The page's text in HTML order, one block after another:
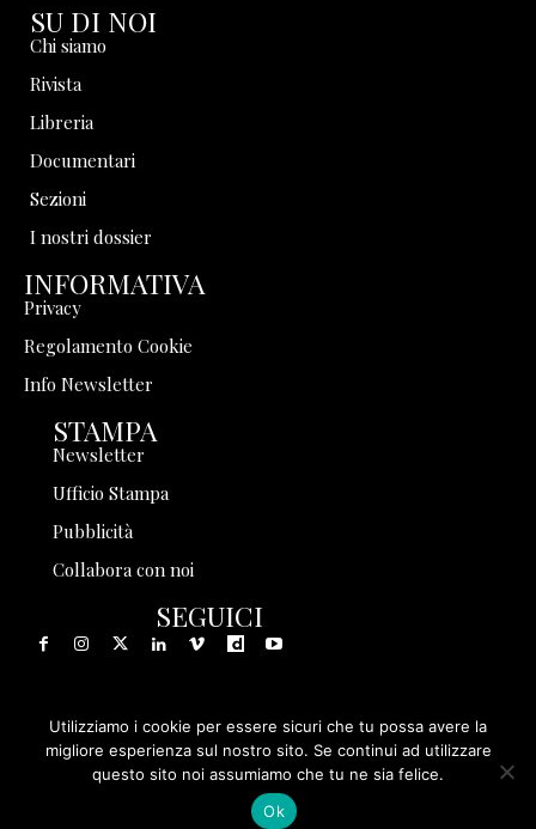
SU DI NOI
Chi siamo
Rivista
Libreria
Documentari
Sezioni
I nostri dossier
INFORMATIVA
Privacy
Regolamento Cookie
Info Newsletter
STAMPA
Newsletter
Ufficio Stampa
Pubblicità
Collabora con noi
SEGUICI
© 1999 - 2025 Storia in Rete Srl - Tutti i diritti riservati - P.
IVA 08570971005
Utilizziamo i cookie per essere sicuri che tu possa avere la
migliore esperienza sul nostro sito. Se continui ad utilizzare
questo sito noi assumiamo che tu ne sia felice.
Ok